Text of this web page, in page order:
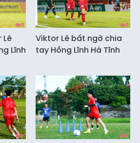
Lê
Lĩnh
Viktor Lê bất ngờ chia
tay Hồng Lĩnh Hà Tĩnh